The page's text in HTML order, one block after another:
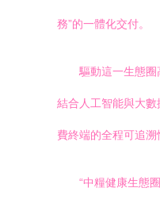
務”的一體化交付。
驅動這一生態圈
結合人工智能與大
費終端的全程可追溯
“中糧健康生態